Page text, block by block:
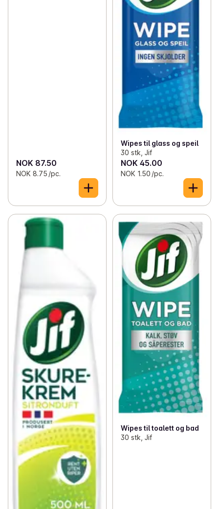
NOK 87.50
NOK 8.75 /pc.
Wipes til glass og speil
30 stk, Jif
NOK 45.00
NOK 1.50 /pc.
Wipes til toalett og bad
30 stk, Jif